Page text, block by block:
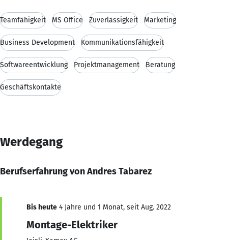
Teamfähigkeit MS Office Zuverlässigkeit Marketing
Business Development Kommunikationsfähigkeit
Softwareentwicklung Projektmanagement Beratung
Geschäftskontakte
Werdegang
Berufserfahrung von Andres Tabarez
Bis heute 4 Jahre und 1 Monat, seit Aug. 2022
Montage-Elektriker